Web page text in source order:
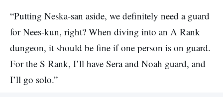
“Putting Neska-san aside, we definitely need a guard
for Nees-kun, right? When diving into an A Rank
dungeon, it should be fine if one person is on guard.
For the S Rank, I’ll have Sera and Noah guard, and
I’ll go solo.”